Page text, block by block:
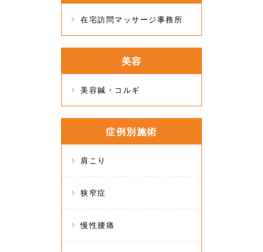
在宅訪問マッサージ事務所
美容
美容鍼・コルギ
症例別施術
肩こり
狭窄症
慢性腰痛